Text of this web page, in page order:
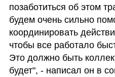
позаботиться об этом
будем очень сильно
координировать
чтобы все работало
Это должно быть
будет", - написал он в